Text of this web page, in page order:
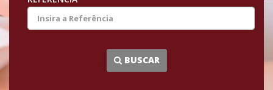
BUSCAR